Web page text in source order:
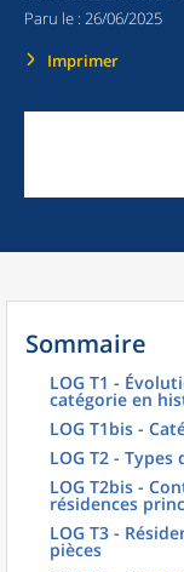
Paru le : 26/06/2025
Imprimer
Sommaire
LOG T1 -
catégorie en
LOG T1bis -
LOG T2 -
LOG T2bis -
résidences
LOG T3 -
pièces